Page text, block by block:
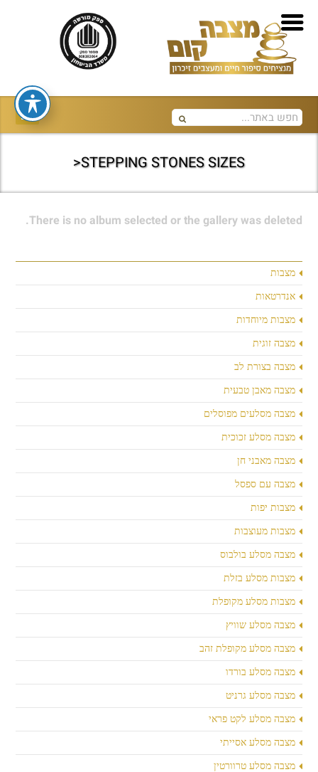
STEPPING STONES SIZES<
מצבות
אנדרטאות
מצבות מיוחדות
מצבה זוגית
מצבה בצורת לב
מצבה מאבן טבעית
מצבה מסלעים מפוסלים
מצבה מסלע זכוכית
מצבה מאבני חן
מצבה עם ספסל
מצבות יפות
מצבות מעוצבות
מצבה מסלע בולבוס
מצבות מסלע בזלת
מצבות מסלע מקופלת
מצבה מסלע שוויץ
מצבה מסלע מקופלת זהב
מצבה מסלע בורדו
מצבה מסלע גרניט
מצבה מסלע לקט פראי
מצבה מסלע אסייתי
מצבה מסלע טרוורטין
There is no album selected or the gallery was deleted.